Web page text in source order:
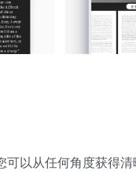
以从任何角度获得清